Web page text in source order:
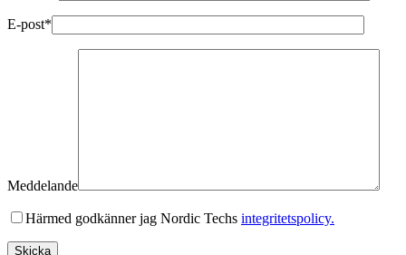
E-post*
Meddelande
Härmed godkänner jag Nordic Techs integritetspolicy.